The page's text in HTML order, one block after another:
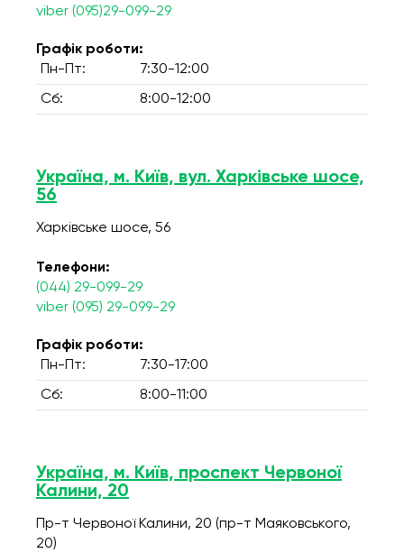
viber (095)29-099-29
Графік роботи:
Пн-Пт:
7:30-12:00
Сб: 8:00-12:00
Україна, м. Київ, вул. Харківське шосе,
56
Харківське шосе, 56
Телефони:
(044) 29-099-29
viber (095) 29-099-29
Графік роботи:
Пн-Пт:
7:30-17:00
Сб: 8:00-11:00
Україна, м. Київ, проспект Червоної
Калини, 20
Пр-т Червоної Калини, 20 (пр-т Маяковського,
20)